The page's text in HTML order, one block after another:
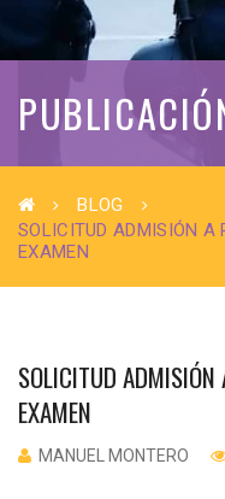
BLOG
SOLICITUD ADMISIÓN A
EXAMEN
SOLICITUD ADMISIÓN
EXAMEN
MANUEL MONTERO